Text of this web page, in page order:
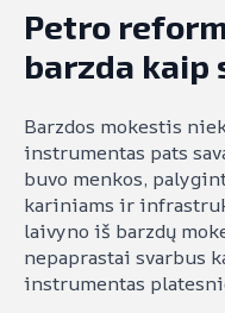
Petro
barzda kaip
Barzdos mokestis
instrumentas pats
buvo menkos,
kariniams ir
laivyno iš barzdų
nepaprastai svarbus
instrumentas